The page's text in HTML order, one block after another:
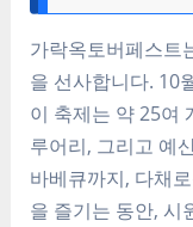
가락옥토버페스트
을 선사합니다. 10
이 축제는 약 25여
루어리, 그리고 예
바베큐까지, 다채
을 즐기는 동안, 시